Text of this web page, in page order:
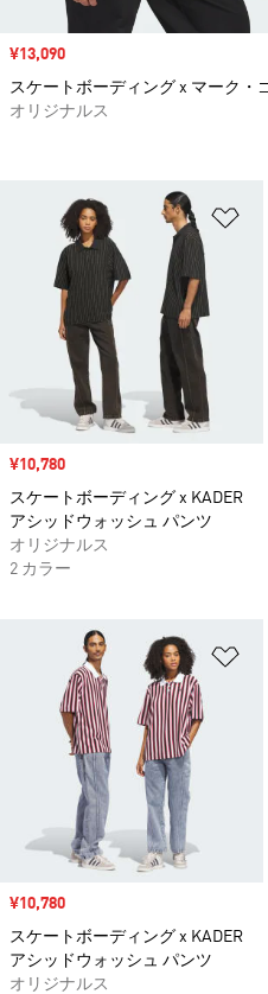
セール価格
¥10,780
スケートボーディング x KADER
アシッドウォッシュ パンツ
オリジナルス
2 カラー
セール価格
¥10,780
スケートボーディング x KADER
アシッドウォッシュ パンツ
オリジナルス
セール価格
¥13,090
スケートボーディング x マーク・
オリジナルス